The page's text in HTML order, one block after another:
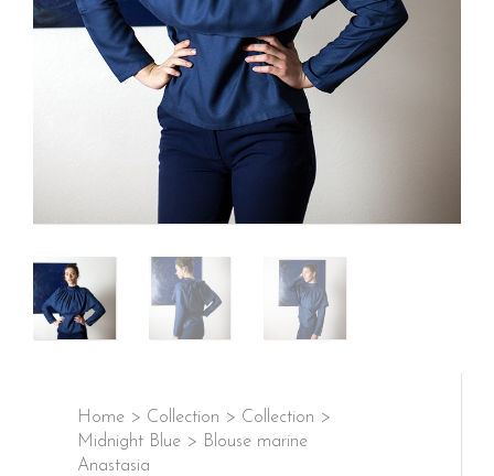
Home > Collection > Collection >
Midnight Blue > Blouse marine
Anastasia